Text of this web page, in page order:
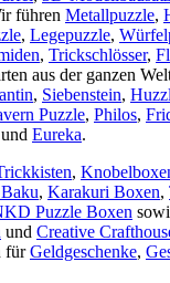
führen Metallpuzzle,
, Legepuzzle,
, Trickschlösser,
aus der ganzen
, Siebenstein,
Puzzle, Philos,
und Eureka.
,
, Karakuri Boxen,
Puzzle Boxen
und Creative
fürGeldgeschenke,